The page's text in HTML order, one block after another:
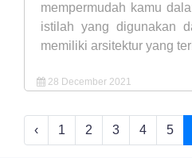
mempermudah kamu
istilah yang digunakan
memiliki arsitektur yang
28 December 2021
‹ 1 2 3 4 5